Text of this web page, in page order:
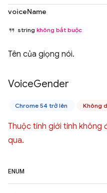
voiceName
string không bắt buộc
Tên của giọng nói.
VoiceGender
Chrome 54 trở lên Không
Thuộc tính giới tính không
qua.
ENUM